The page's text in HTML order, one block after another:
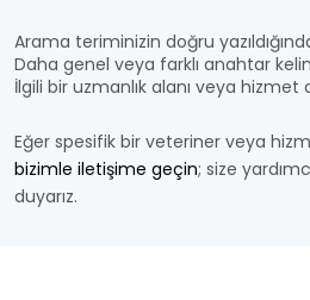
Arama teriminizin doğru
Daha genel veya farklı anahtar
İlgili bir uzmanlık alanı veya hizmet
Eğer spesifik bir veteriner veya
bizimle iletişime geçin; size
duyarız.